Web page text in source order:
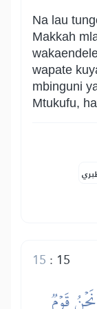
Na lau
Makkah
wapate
mbinguni
Mtukufu,
15
:
15
قَوۡمٞ